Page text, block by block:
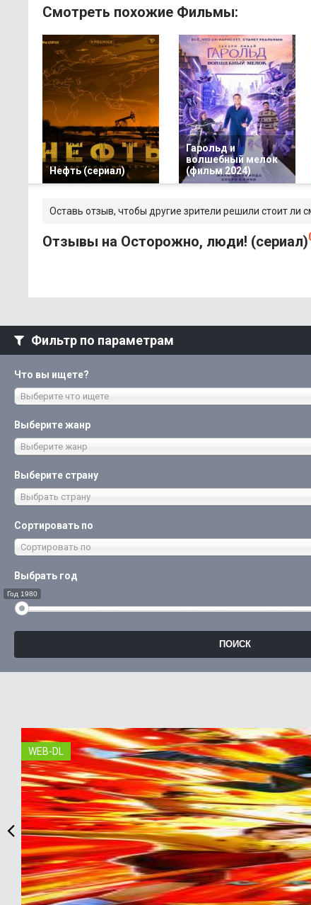
Смотреть похожие Фильмы:
Нефть (сериал)
Гарольд и
волшебный мелок
(фильм 2024)
Оставь отзыв, чтобы другие зрители решили стоит ли
Отзывы на Осторожно, люди! (сериал)
Фильтр по параметрам
Что вы ищете?
Выберите что ищете
Выберите жанр
Выберите жанр
Выберите страну
Выбрать страну
Сортировать по
Сортировать по
Выбрать год
Год 1980
WEB-DL